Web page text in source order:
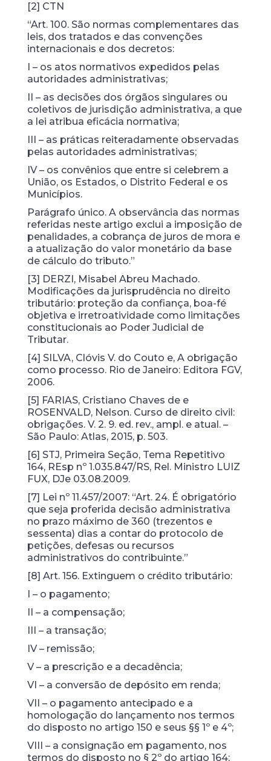
[2] CTN
“Art. 100. São normas complementares das
leis, dos tratados e das convenções
internacionais e dos decretos:
I – os atos normativos expedidos pelas
autoridades administrativas;
II – as decisões dos órgãos singulares ou
coletivos de jurisdição administrativa, a que
a lei atribua eficácia normativa;
III – as práticas reiteradamente observadas
pelas autoridades administrativas;
IV – os convênios que entre si celebrem a
União, os Estados, o Distrito Federal e os
Municípios.
Parágrafo único. A observância das normas
referidas neste artigo exclui a imposição de
penalidades, a cobrança de juros de mora e
a atualização do valor monetário da base
de cálculo do tributo.”
[3] DERZI, Misabel Abreu Machado.
Modificações da jurisprudência no direito
tributário: proteção da confiança, boa-fé
objetiva e irretroatividade como limitações
constitucionais ao Poder Judicial de
Tributar.
[4] SILVA, Clóvis V. do Couto e, A obrigação
como processo. Rio de Janeiro: Editora FGV,
2006.
[5] FARIAS, Cristiano Chaves de e
ROSENVALD, Nelson. Curso de direito civil:
obrigações. V. 2. 9. ed. rev., ampl. e atual. –
São Paulo: Atlas, 2015, p. 503.
[6] STJ, Primeira Seção, Tema Repetitivo
164, REsp nº 1.035.847/RS, Rel. Ministro LUIZ
FUX, DJe 03.08.2009.
[7] Lei nº 11.457/2007: “Art. 24. É obrigatório
que seja proferida decisão administrativa
no prazo máximo de 360 (trezentos e
sessenta) dias a contar do protocolo de
petições, defesas ou recursos
administrativos do contribuinte.”
[8] Art. 156. Extinguem o crédito tributário:
I – o pagamento;
II – a compensação;
III – a transação;
IV – remissão;
V – a prescrição e a decadência;
VI – a conversão de depósito em renda;
VII – o pagamento antecipado e a
homologação do lançamento nos termos
do disposto no artigo 150 e seus §§ 1º e 4º;
VIII – a consignação em pagamento, nos
termos do disposto no § 2º do artigo 164;